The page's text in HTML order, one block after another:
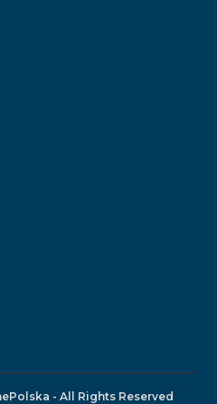
- All Rights Reserved